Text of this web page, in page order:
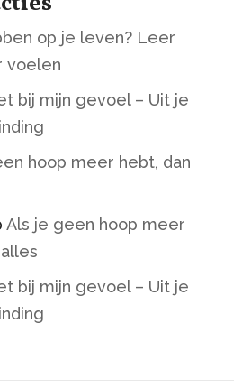
op je leven? Leer
voelen
bij mijn gevoel – Uit je
hoop meer hebt, dan
Als je geen hoop meer
bij mijn gevoel – Uit je